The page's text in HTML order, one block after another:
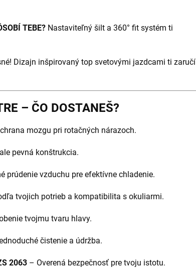
TEBE? Nastaviteľný šilt a 360° fit systém ti
Dizajn inšpirovaný top svetovými jazdcami ti zaručí
– ČO DOSTANEŠ?
mozgu pri rotačných nárazoch.
pevná konštrukcia.
prúdenie vzduchu pre efektívne chladenie.
tvojich potrieb a kompatibilita s okuliarmi.
tvojmu tvaru hlavy.
čistenie a údržba.
2063 – Overená bezpečnosť pre tvoju istotu.